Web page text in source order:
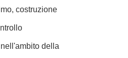
costruzione
della